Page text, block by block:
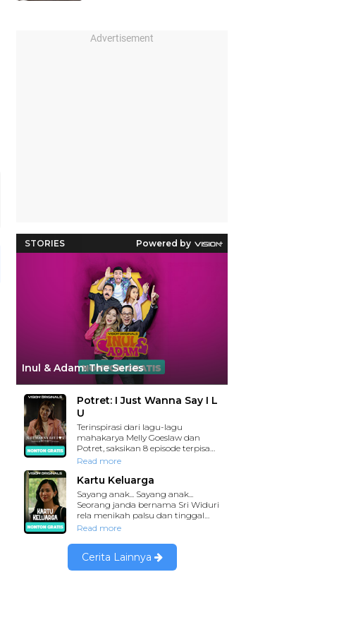
Advertisement